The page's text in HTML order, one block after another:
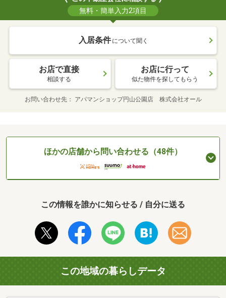
無料・簡単入力2項目
入居条件 について聞く
お店で直接
相談する
お店に行って
似た物件を探してもらう
お問い合わせ先 アパマンショップ円山公園店 株式会社オール
ほかの店舗から問い合わせる（48件）
この情報を誰かに知らせる / 自分に送る
この地域の暮らしデータ